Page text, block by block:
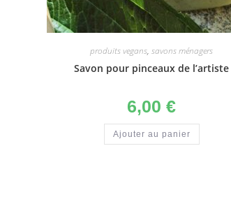
produits vegans, savons ménagers
Savon pour pinceaux de l’artiste
6,00 €
Ajouter au panier